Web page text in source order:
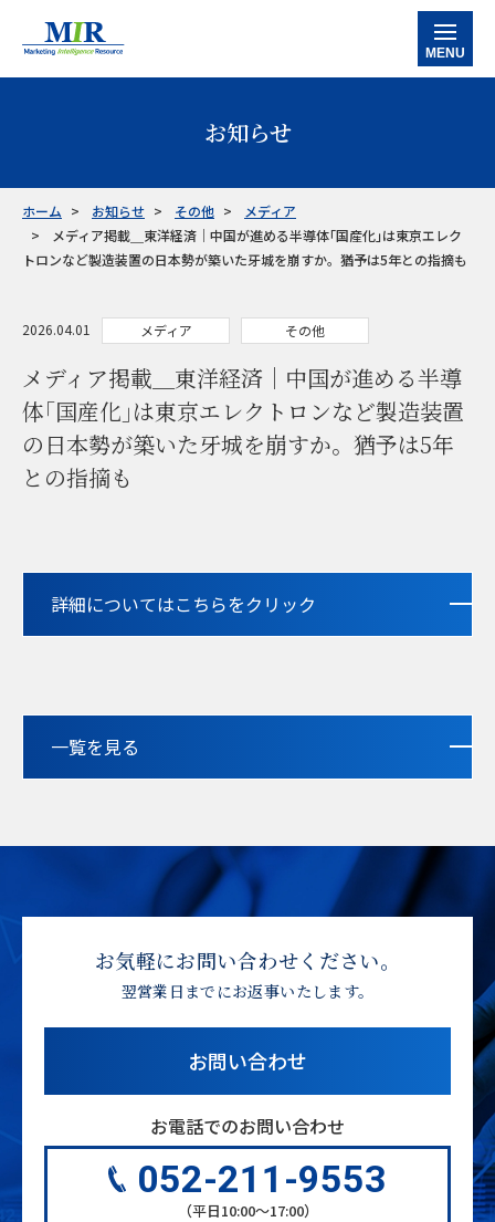
MENU
サービス
データバンク
マルチクライアントレポート
カスタマイズ調査レポート
企業信用調査レポート
産業別情報
会社情報
お問い合わせ
お知らせ
ホーム お知らせ その他
メディア
メディア掲載＿東洋経済｜中国が進める半導体｢国産化｣は東京エレク
トロンなど製造装置の日本勢が築いた牙城を崩すか。猶予は5年との指摘も
2026.04.01 メディア その他
メディア掲載＿東洋経済｜中国が進める半導
体｢国産化｣は東京エレクトロンなど製造装置
の日本勢が築いた牙城を崩すか。猶予は5年
との指摘も
詳細についてはこちらをクリック
一覧を見る
お気軽にお問い合わせください。
翌営業日までにお返事いたします。
お問い合わせ
お電話でのお問い合わせ
052-211-9553
（平日10:00〜17:00）